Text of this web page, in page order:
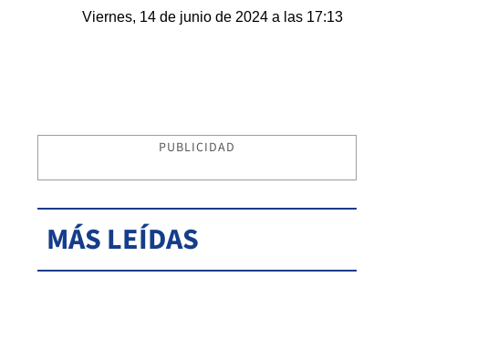
Viernes, 14 de junio de 2024 a las 17:13
PUBLICIDAD
MÁS LEÍDAS